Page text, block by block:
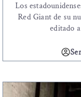
Los
Red Giant de su
editado